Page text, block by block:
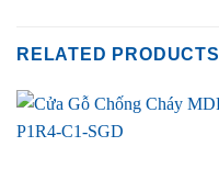
RELATED PRODUCTS